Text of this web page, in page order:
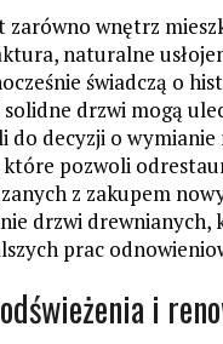
wnętrz
naturalne
świadczą o
drzwi mogą
do decyzji o
pozwoli
z zakupem
drzwi drewnianych,
prac
i